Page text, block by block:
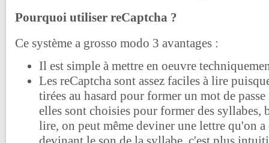
Pourquoi utiliser reCaptcha ?
Ce système a grosso modo 3 avantages :
Il est simple à mettre en oeuvre
Les reCaptcha sont assez faciles à lire
tirées au hasard pour former un mot de
elles sont choisies pour former des syllabes,
lire, on peut même deviner une lettre qu'on